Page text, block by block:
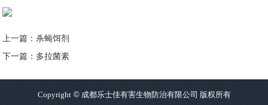
上一篇：杀蝇饵剂
下一篇：多拉菌素
Copyright©成都乐士佳有害生物防治有限公司 版权所有